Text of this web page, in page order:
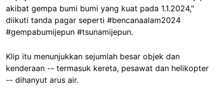
akibat gempa bumi bumi yang kuat pada 1.1.2024,"
diikuti tanda pagar seperti #bencanaalam2024
#gempabumijepun #tsunamijepun.
Klip itu menunjukkan sejumlah besar objek dan
kenderaan -- termasuk kereta, pesawat dan helikopter
-- dihanyut arus air.